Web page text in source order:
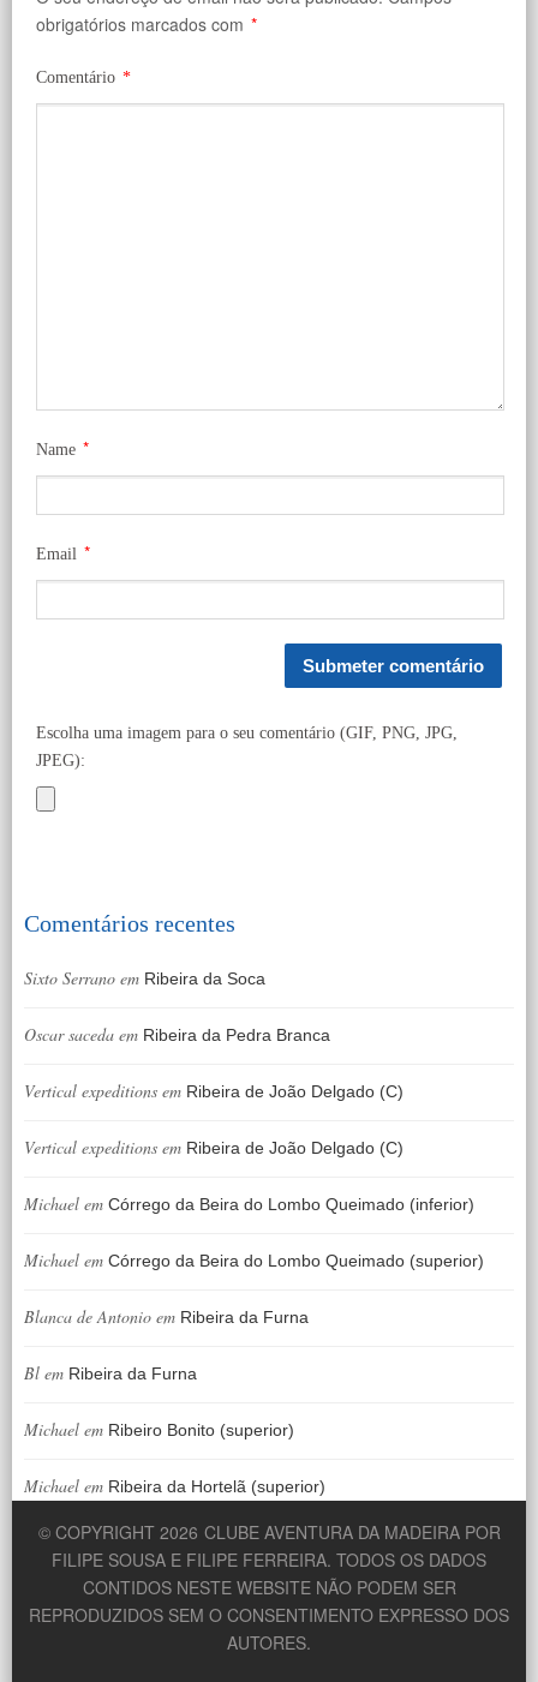
obrigatórios marcados com *
Comentário *
Name *
Email *
Escolha uma imagem para o seu comentário (GIF, PNG, JPG,
JPEG):
Comentários recentes
Sixto Serrano em Ribeira da Soca
Oscar saceda em Ribeira da Pedra Branca
Vertical expeditions em Ribeira de João Delgado (C)
Vertical expeditions em Ribeira de João Delgado (C)
Michael em Córrego da Beira do Lombo Queimado (inferior)
Michael em Córrego da Beira do Lombo Queimado (superior)
Blanca de Antonio em Ribeira da Furna
Bl em Ribeira da Furna
Michael em Ribeiro Bonito (superior)
Michael em Ribeira da Hortelã (superior)
© COPYRIGHT 2026 CLUBE AVENTURA DA MADEIRA POR
FILIPE SOUSA E FILIPE FERREIRA. TODOS OS DADOS
CONTIDOS NESTE WEBSITE NÃO PODEM SER
REPRODUZIDOS SEM O CONSENTIMENTO EXPRESSO DOS
AUTORES.